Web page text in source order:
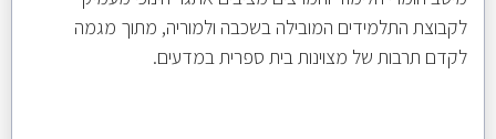
לקבוצת התלמידים המובילה בשכבה ולמוריה, מתוך מגמה
לקדם תרבות של מצוינות בית ספרית במדעים.